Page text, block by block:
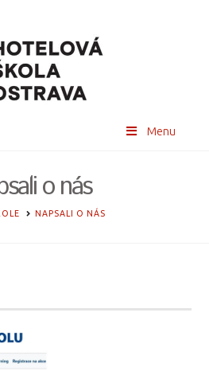
Menu
o nás
NAPSALI O NÁS